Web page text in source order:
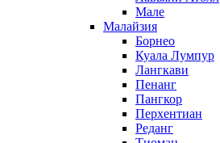
Мале
Малайзия
Борнео
Куала Лумпур
Лангкави
Пенанг
Пангкор
Перхентиан
Реданг